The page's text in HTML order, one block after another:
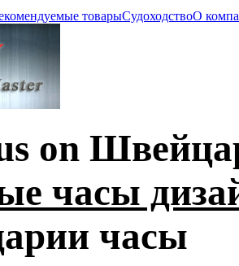
товарыСудоходствоО
on
часы
часы